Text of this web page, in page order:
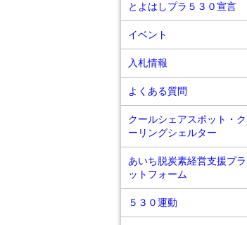
とよはしプラ５３０宣言
イベント
入札情報
よくある質問
クールシェアスポット・ク
ーリングシェルター
あいち脱炭素経営支援プラ
ットフォーム
５３０運動